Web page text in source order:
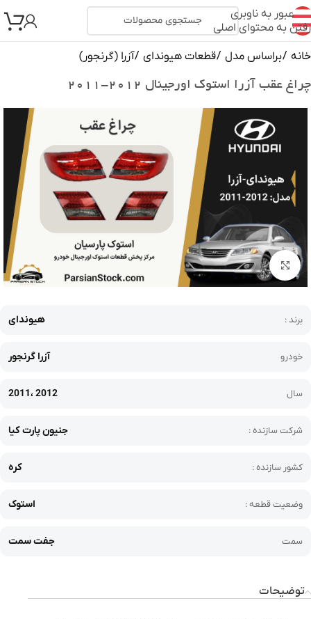
عبور به ناوبری
رفتن به محتوای اصلی
خانه /براساس مدل /قطعات هیوندای /آزرا (گرنجور)
چراغ عقب آزرا استوک اورجینال ۲۰۱۲-۲۰۱۱
بزرگنمایی تصویر
برند : هیوندای
خودرو آزرا گرنجور
سال 2011، 2012
شرکت سازنده : جنیون پارت کیا
کشور سازنده : کره
وضعیت قطعه : استوک
سمت جفت سمت
توضیحات